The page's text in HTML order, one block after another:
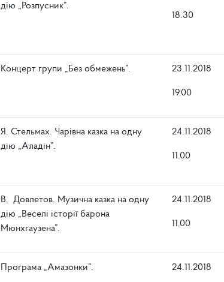
дію „Розпусник”.
18.30
Концерт групи „Без обмежень”. 23.11.2018
19.00
Я. Стельмах. Чарівна казка на одну
дію „Аладін”.
24.11.2018
11.00
В. Довлетов. Музична казка на одну
дію „Веселі історії барона
Мюнхгаузена”.
24.11.2018
11.00
Програма „Амазонки”. 24.11.2018